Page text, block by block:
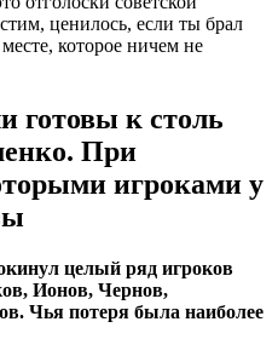
ценилось, если ты брал
которое ничем не
готовы к столь
При
игроками у
целый ряд игроков
Ионов, Чернов,
Чья потеря была наиболее